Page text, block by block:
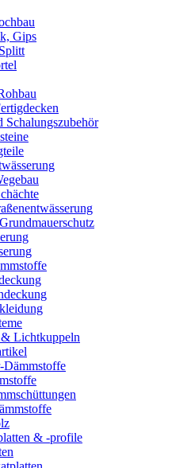
Gips
Schalungszubehör
Lichtkuppeln
Dämmstoffe
& -profile